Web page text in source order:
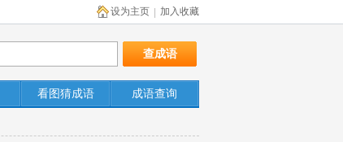
加入收藏
设为主页
看图猜成语 成语查询